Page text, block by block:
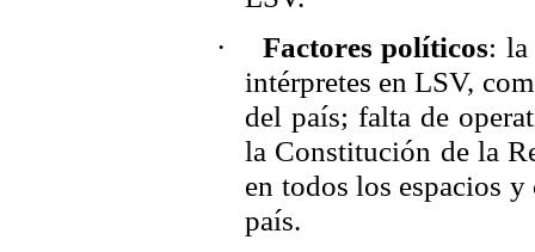
·
Factores políticos: la
intérpretes en LSV,
del país; falta de
la Constitución de la
en todos los espacios
país.